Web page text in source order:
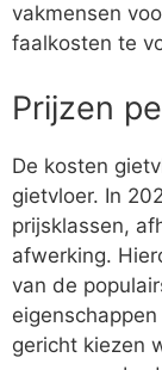
vakmensen
faalkosten te
Prijzen
De kosten
gietvloer. In
prijsklassen,
afwerking.
van de
gericht kiezen